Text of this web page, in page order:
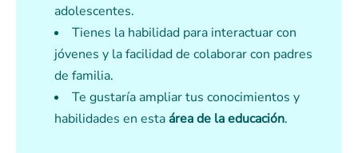
adolescentes.
Tienes la habilidad para interactuar con
jóvenes y la facilidad de colaborar con padres
de familia.
Te gustaría ampliar tus conocimientos y
habilidades en esta área de la educación.